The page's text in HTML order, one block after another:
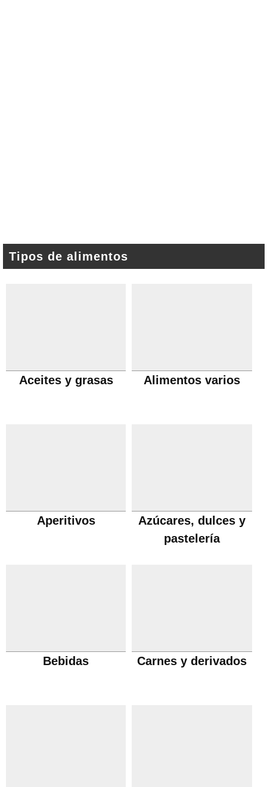
Tipos de alimentos
Aceites y grasas Alimentos varios
Aperitivos
Azúcares, dulces y
pastelería
Bebidas Carnes y derivados